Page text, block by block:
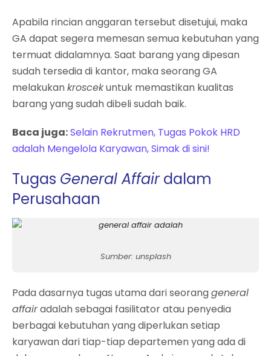
Apabila rincian anggaran tersebut disetujui, maka
GA dapat segera memesan semua kebutuhan yang
termuat didalamnya. Saat barang yang dipesan
sudah tersedia di kantor, maka seorang GA
melakukankroscekuntuk memastikan kualitas
barang yang sudah dibeli sudah baik.
Baca juga:Selain Rekrutmen, Tugas Pokok HRD
adalah Mengelola Karyawan, Simak di sini!
Tugas General Affairdalam
Perusahaan
Sumber: unsplash
Pada dasarnya tugas utama dari seoranggeneral
affairadalah sebagai fasilitator atau penyedia
berbagai kebutuhan yang diperlukan setiap
karyawan dari tiap-tiap departemen yang ada di